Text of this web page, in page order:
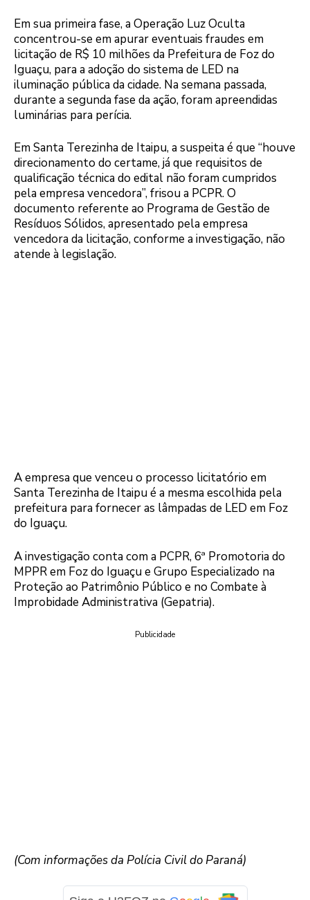
Em sua primeira fase, a Operação Luz Oculta
concentrou-se em apurar eventuais fraudes em
licitação de R$ 10 milhões da Prefeitura de Foz do
Iguaçu, para a adoção do sistema de LED na
iluminação pública da cidade. Na semana passada,
durante a segunda fase da ação, foram apreendidas
luminárias para perícia.
Em Santa Terezinha de Itaipu, a suspeita é que “houve
direcionamento do certame, já que requisitos de
qualificação técnica do edital não foram cumpridos
pela empresa vencedora”, frisou a PCPR. O
documento referente ao Programa de Gestão de
Resíduos Sólidos, apresentado pela empresa
vencedora da licitação, conforme a investigação, não
atende à legislação.
A empresa que venceu o processo licitatório em
Santa Terezinha de Itaipu é a mesma escolhida pela
prefeitura para fornecer as lâmpadas de LED em Foz
do Iguaçu.
A investigação conta com a PCPR, 6ª Promotoria do
MPPR em Foz do Iguaçu e Grupo Especializado na
Proteção ao Patrimônio Público e no Combate à
Improbidade Administrativa (Gepatria).
Publicidade
(Com informações da Polícia Civil do Paraná)